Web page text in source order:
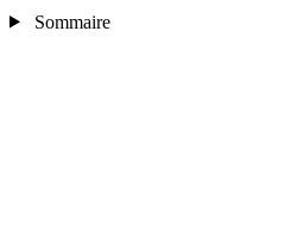
Sommaire